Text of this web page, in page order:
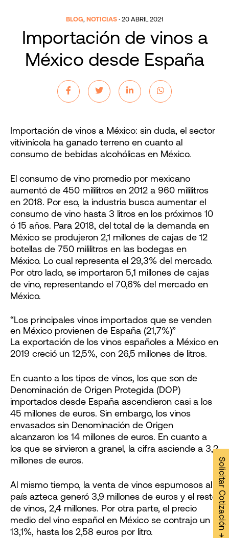
BLOG, NOTICIAS · 20 ABRIL 2021
Importación de vinos a
México desde España
Importación de vinos a México: sin duda, el sector
vitivinícola ha ganado terreno en cuanto al
consumo de bebidas alcohólicas en México.
El consumo de vino promedio por mexicano
aumentó de 450 mililitros en 2012 a 960 mililitros
en 2018. Por eso, la industria busca aumentar el
consumo de vino hasta 3 litros en los próximos 10
ó 15 años. Para 2018, del total de la demanda en
México se produjeron 2,1 millones de cajas de 12
botellas de 750 mililitros en las bodegas en
México. Lo cual representa el 29,3% del mercado.
Por otro lado, se importaron 5,1 millones de cajas
de vino, representando el 70,6% del mercado en
México.
“Los principales vinos importados que se venden
en México provienen de España (21,7%)”
La exportación de los vinos españoles a México en
2019 creció un 12,5%, con 26,5 millones de litros.
En cuanto a los tipos de vinos, los que son de
Denominación de Origen Protegida (DOP)
importados desde España ascendieron casi a los
45 millones de euros. Sin embargo, los vinos
envasados sin Denominación de Origen
alcanzaron los 14 millones de euros. En cuanto a
los que se sirvieron a granel, la cifra asciende a 3,2
millones de euros.
Al mismo tiempo, la venta de vinos espumosos al
país azteca generó 3,9 millones de euros y el resto
de vinos, 2,4 millones. Por otra parte, el precio
medio del vino español en México se contrajo un
13,1%, hasta los 2,58 euros por litro.
Solicitar Cotización →